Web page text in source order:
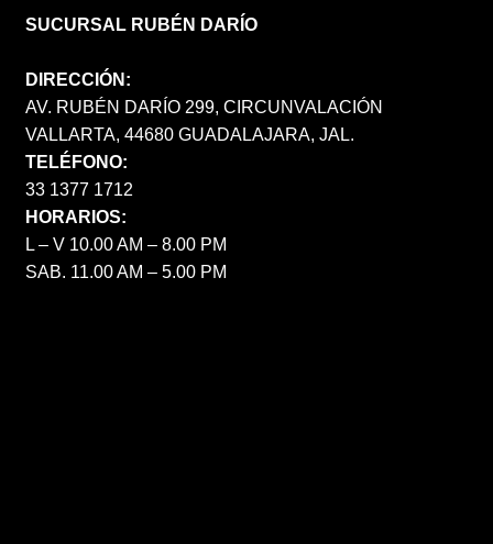
SUCURSAL RUBÉN DARÍO
DIRECCIÓN:
AV. RUBÉN DARÍO 299, CIRCUNVALACIÓN
VALLARTA, 44680 GUADALAJARA, JAL.
TELÉFONO:
33 1377 1712
HORARIOS:
L – V 10.00 AM – 8.00 PM
SAB. 11.00 AM – 5.00 PM